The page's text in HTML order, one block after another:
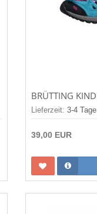
Lieferzeit: 3-4 Tage
39,00 EUR